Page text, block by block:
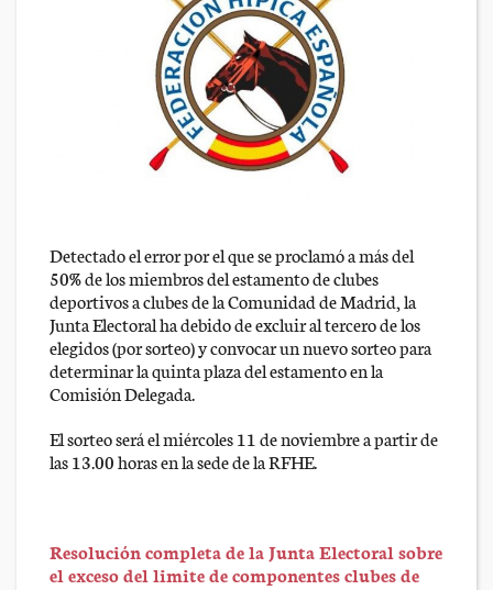
Detectado el error por el que se proclamó a más del
50% de los miembros del estamento de clubes
deportivos a clubes de la Comunidad de Madrid, la
Junta Electoral ha debido de excluir al tercero de los
elegidos (por sorteo) y convocar un nuevo sorteo para
determinar la quinta plaza del estamento en la
Comisión Delegada.
El sorteo será el miércoles 11 de noviembre a partir de
las 13.00 horas en la sede de la RFHE.
Resolución completa de la Junta Electoral sobre
el exceso del limite de componentes clubes de